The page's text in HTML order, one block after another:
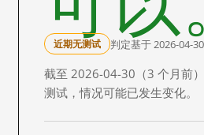
近期无测试 判定基于 2026-04-
截至 2026-04-30（3 个月前
测试，情况可能已发生变化。